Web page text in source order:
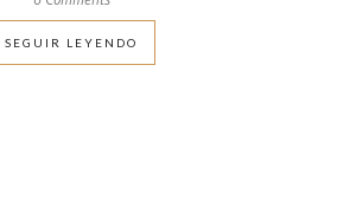
SEGUIR LEYENDO